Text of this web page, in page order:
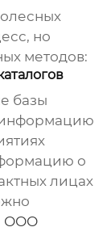
но
методов:
базы
о
лицах
ООО